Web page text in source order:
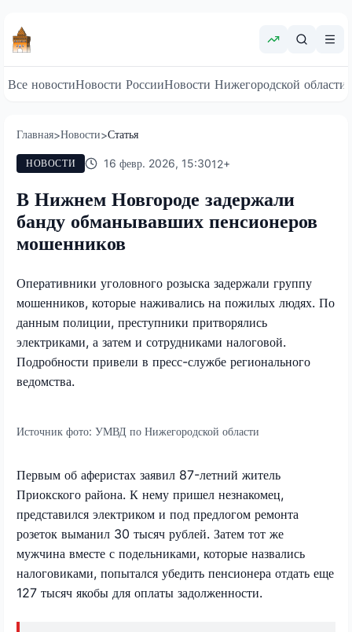
Все новостиНовости РоссииНовости Нижегородской области
Главная>Новости>Статья
НОВОСТИ 16 февр. 2026, 15:3012+
В Нижнем Новгороде задержали
банду обманывавших пенсионеров
мошенников
Оперативники уголовного розыска задержали группу
мошенников, которые наживались на пожилых людях. По
данным полиции, преступники притворялись
электриками, а затем и сотрудниками налоговой.
Подробности привели в пресс-службе регионального
ведомства.
Источник фото: УМВД по Нижегородской области
Первым об аферистах заявил 87-летний житель
Приокского района. К нему пришел незнакомец,
представился электриком и под предлогом ремонта
розеток выманил 30 тысяч рублей. Затем тот же
мужчина вместе с подельниками, которые назвались
налоговиками, попытался убедить пенсионера отдать еще
127 тысяч якобы для оплаты задолженности.